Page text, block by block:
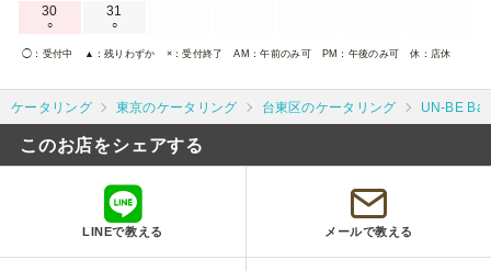
30
○
31
○
◯ ：受付中 ▲ ：残りわずか ×：受付終了 AM ：午前のみ可 PM ：午後のみ可 休 ：店休
ケータリング 東京のケータリング 台東区のケータリング UN-BE
このお店をシェアする
LINEで教える メールで教える